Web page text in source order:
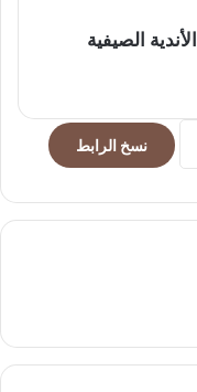
الصيفية
نسخ الرابط